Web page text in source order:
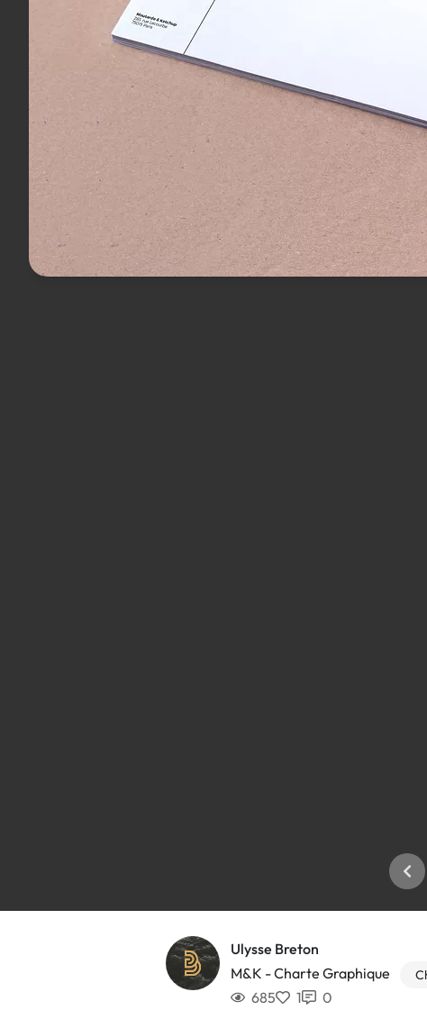
Ulysse Breton
M&K - Charte Graphique
685 1 0